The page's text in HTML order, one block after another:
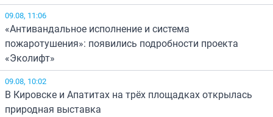
09.08, 11:06
«Антивандальное исполнение и система
пожаротушения»: появились подробности проекта
«Эколифт»
09.08, 10:02
В Кировске и Апатитах на трёх площадках открылась
природная выставка